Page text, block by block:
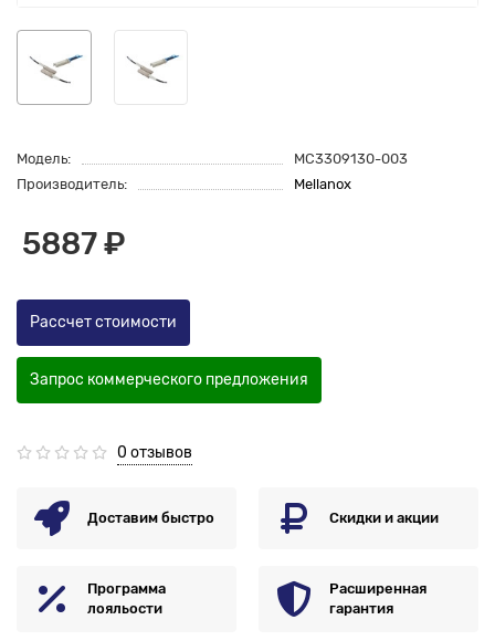
Модель:
MC3309130-003
Производитель:
Mellanox
5887 ₽
Рассчет стоимости
Запрос коммерческого предложения
0 отзывов
Доставим быстро Скидки и акции
Программа
лояльости
Расширенная
гарантия